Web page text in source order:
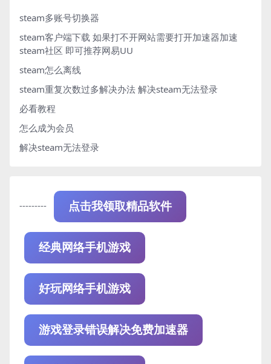
steam多账号切换器
steam客户端下载 如果打不开网站需要打开加速器加速
steam社区 即可推荐网易UU
steam怎么离线
steam重复次数过多解决办法 解决steam无法登录
必看教程
怎么成为会员
解决steam无法登录
--------- 点击我领取精品软件
经典网络手机游戏
好玩网络手机游戏
游戏登录错误解决免费加速器